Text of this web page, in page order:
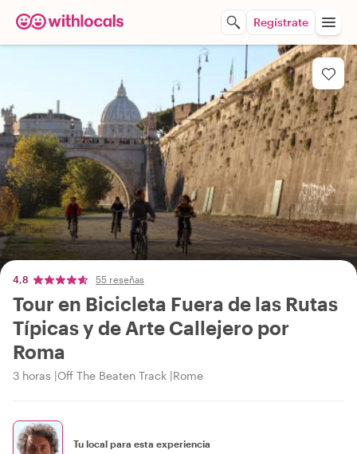
Regístrate
4,8 55 reseñas
Tour en Bicicleta Fuera de las Rutas
Típicas y de Arte Callejero por
Roma
3 horas Off The Beaten Track Rome
Tu local para esta experiencia